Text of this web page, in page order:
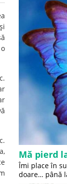
Mă pierd
Îmi place în
doare… până